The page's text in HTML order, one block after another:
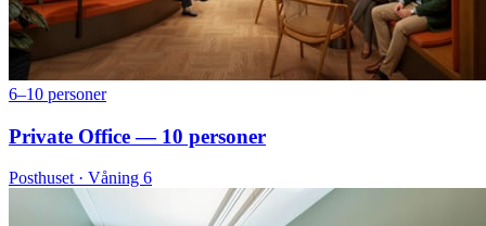
6–10 personer
Private Office — 10 personer
Posthuset · Våning 6